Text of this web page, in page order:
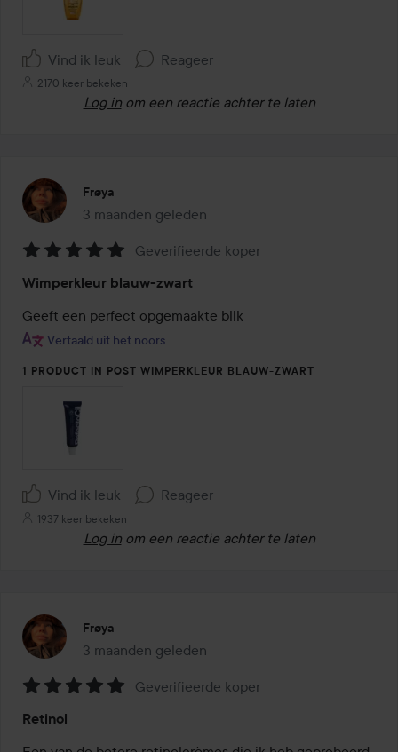
Vind ik leuk Reageer
2170 keer bekeken
Log in om een reactie achter te laten
Frøya
3 maanden geleden
Het bericht is gemaakt 3 maanden geleden
5
van
de
Geverifieerde koper
Wimperkleur blauw-zwart
Geeft een perfect opgemaakte blik
Vertaald uit het noors
1 PRODUCT IN POST WIMPERKLEUR BLAUW-ZWART
Vind ik leuk Reageer
1937 keer bekeken
Log in om een reactie achter te laten
Frøya
3 maanden geleden
Het bericht is gemaakt 3 maanden geleden
5
Geverifieerde koper
Retinol